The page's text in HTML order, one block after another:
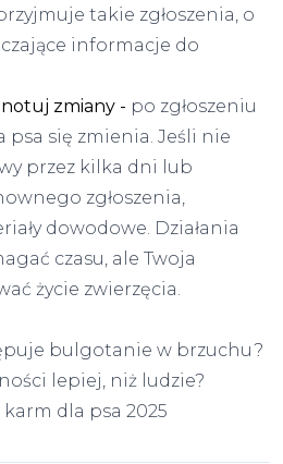
takie zgłoszenia, o
informacje do
zmiany - po zgłoszeniu
psa się zmienia. Jeśli nie
przez kilka dni lub
zgłoszenia,
dowodowe. Działania
czasu, ale Twoja
życie zwierzęcia.
bulgotanie w brzuchu?
lepiej, niż ludzie?
dla psa 2025